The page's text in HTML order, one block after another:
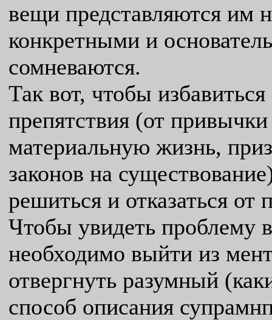
вещи представляются им
конкретными и
сомневаются.
Так вот, чтобы
препятствия (от
материальную жизнь,
законов на
решиться и отказаться
Чтобы увидеть проблему
необходимо выйти из
отвергнуть разумный
способ описания